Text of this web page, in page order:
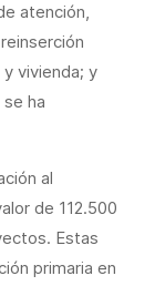
atención,
vivienda; y
ha
al
de 112.500
Estas
primaria en